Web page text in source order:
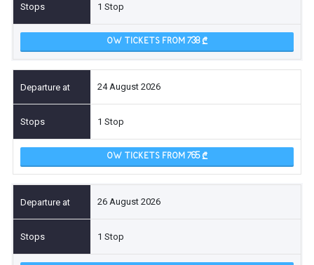
1 Stop
OW TICKETS FROM 738
24 August 2026
1 Stop
OW TICKETS FROM 765
26 August 2026
1 Stop